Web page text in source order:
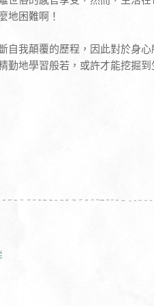
地困難啊！
自我顛覆的歷程，因此對於身
勤地學習般若，或許才能挖掘